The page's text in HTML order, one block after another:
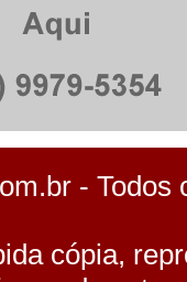
- Todos
cópia,